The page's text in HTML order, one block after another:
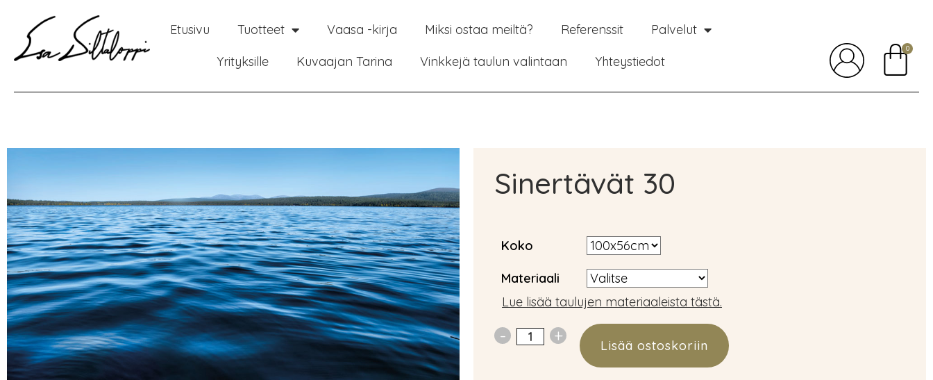
Etusivu Tuotteet Vaasa -kirja Miksi ostaa meiltä? Referenssit
Palvelut
Yrityksille
Kuvaajan Tarina Vinkkejä taulun valintaan Yhteystiedot
0
Sinertävät 30
Koko
Materiaali
Lue lisää taulujen materiaaleista tästä.
Lisää ostoskoriin